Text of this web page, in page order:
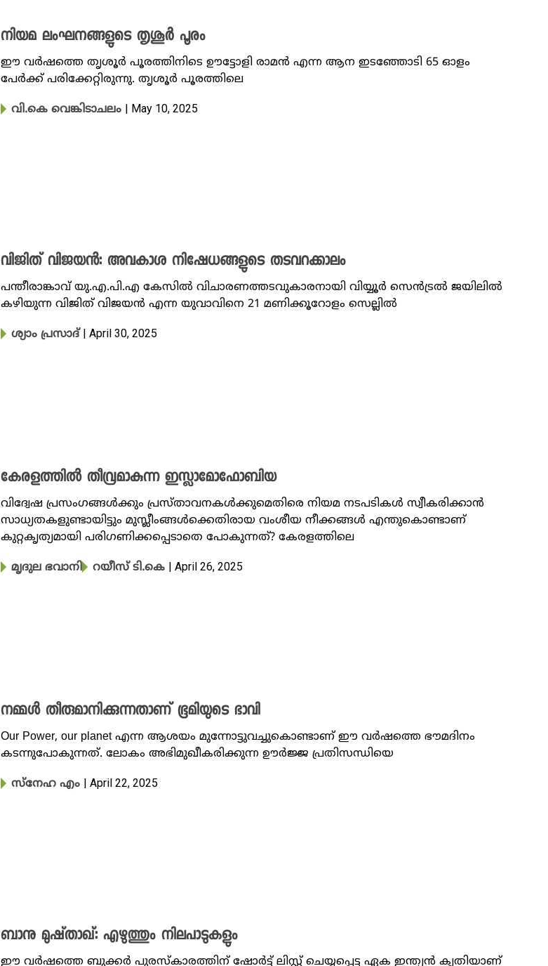
നിയമ ലംഘനങ്ങളുടെ തൃശൂർ പൂരം
ഈ വർഷത്തെ തൃശൂർ പൂരത്തിനിടെ ഊട്ടോളി രാമൻ എന്ന ആന ഇടഞ്ഞോടി 65 ഓളം
പേർക്ക് പരിക്കേറ്റിരുന്നു. തൃശൂർ പൂരത്തിലെ
വി.കെ വെങ്കിടാചലം | May 10, 2025
വിജിത് വിജയൻ: അവകാശ നിഷേധങ്ങളുടെ തടവറക്കാലം
പന്തീരാങ്കാവ് യു.എ.പി.എ കേസിൽ വിചാരണത്തടവുകാരനായി വിയ്യൂർ സെൻട്രൽ ജയിലിൽ
കഴിയുന്ന വിജിത് വിജയൻ എന്ന യുവാവിനെ 21 മണിക്കൂറോളം സെല്ലിൽ
ശ്യാം പ്രസാദ് | April 30, 2025
കേരളത്തിൽ തീവ്രമാകുന്ന ഇസ്ലാമോഫോബിയ
വിദ്വേഷ പ്രസംഗങ്ങൾക്കും പ്രസ്താവനകൾക്കുമെതിരെ നിയമ നടപടികൾ സ്വീകരിക്കാൻ
സാധ്യതകളുണ്ടായിട്ടും മുസ്ലീംങ്ങൾക്കെതിരായ വംശീയ നീക്കങ്ങൾ എന്തുകൊണ്ടാണ്
കുറ്റകൃത്യമായി പരി​ഗണിക്കപ്പെടാതെ പോകുന്നത്? കേരളത്തിലെ
മൃദുല ഭവാനി റയീസ് ടി.കെ | April 26, 2025
നമ്മൾ തീരുമാനിക്കുന്നതാണ് ഭൂമിയുടെ ഭാവി
Our Power, our planet എന്ന ആശയം മുന്നോട്ടുവച്ചുകൊണ്ടാണ് ഈ വർഷത്തെ ഭൗമദിനം
കടന്നുപോകുന്നത്. ലോകം അഭിമുഖീകരിക്കുന്ന ഊർജ്ജ പ്രതിസന്ധിയെ
സ്നേഹ എം | April 22, 2025
ബാനു മുഷ്‌താഖ്: എഴുത്തും നിലപാടുകളും
ഈ വർഷത്തെ ബുക്കർ പുരസ്കാരത്തിന് ഷോർട്ട് ലിസ്റ്റ് ചെയ്യപ്പെട്ട ഏക ഇന്ത്യൻ കൃതിയാണ്